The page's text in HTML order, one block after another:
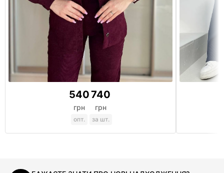
540
грн
опт.
740
грн
за шт.